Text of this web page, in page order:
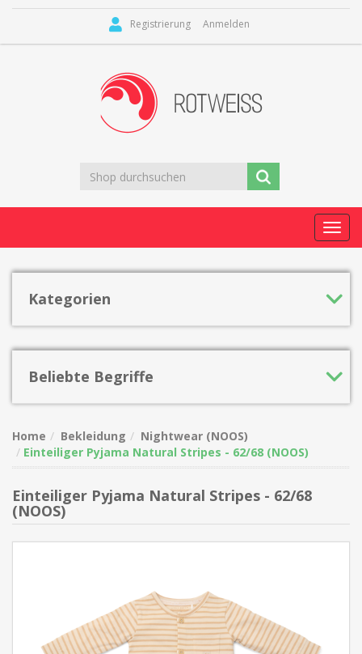
Registrierung Anmelden
Kategorien
Beliebte Begriffe
Home Bekleidung
Nightwear (NOOS)
Einteiliger Pyjama Natural Stripes - 62/68 (NOOS)
Einteiliger Pyjama Natural Stripes - 62/68
(NOOS)